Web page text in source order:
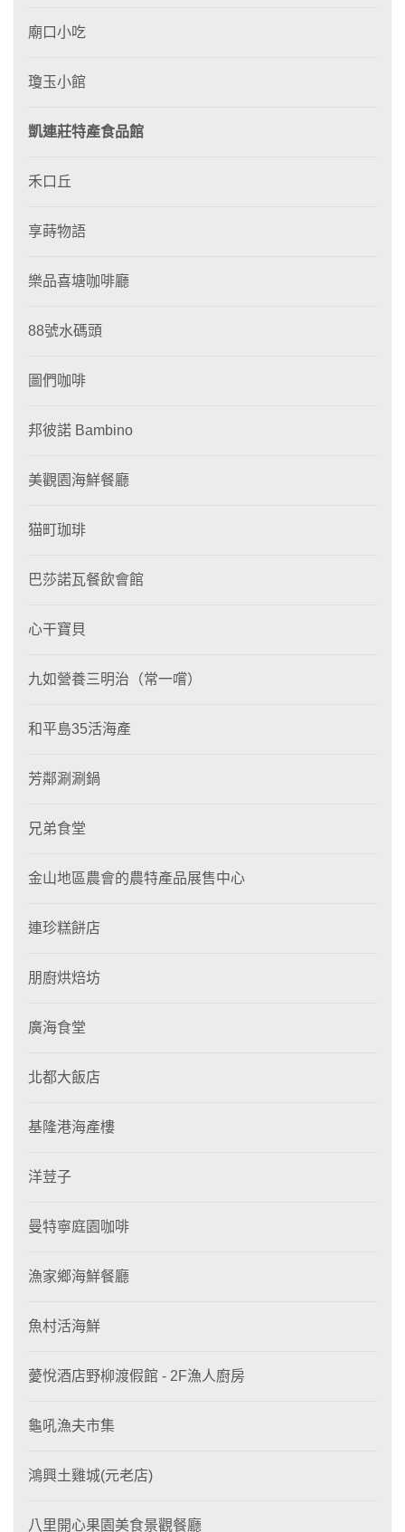
廟口小吃
瓊玉小館
凱連莊特產食品館
禾口丘
享蒔物語
樂品喜塘咖啡廳
88號水碼頭
圖們咖啡
邦彼諾 Bambino
美觀園海鮮餐廳
猫町珈琲
巴莎諾瓦餐飲會館
心干寶貝
九如營養三明治（常一嚐）
和平島35活海產
芳鄰涮涮鍋
兄弟食堂
金山地區農會的農特產品展售中心
連珍糕餅店
朋廚烘焙坊
廣海食堂
北都大飯店
基隆港海產樓
洋荳子
曼特寧庭園咖啡
漁家鄉海鮮餐廳
魚村活海鮮
薆悅酒店野柳渡假館 - 2F漁人廚房
龜吼漁夫市集
鴻興土雞城(元老店)
八里開心果園美食景觀餐廳